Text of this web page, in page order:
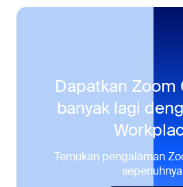
Dapatkan Zoom
banyak lagi
Temukan pengalaman